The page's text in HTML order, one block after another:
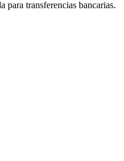
transferencias bancarias.